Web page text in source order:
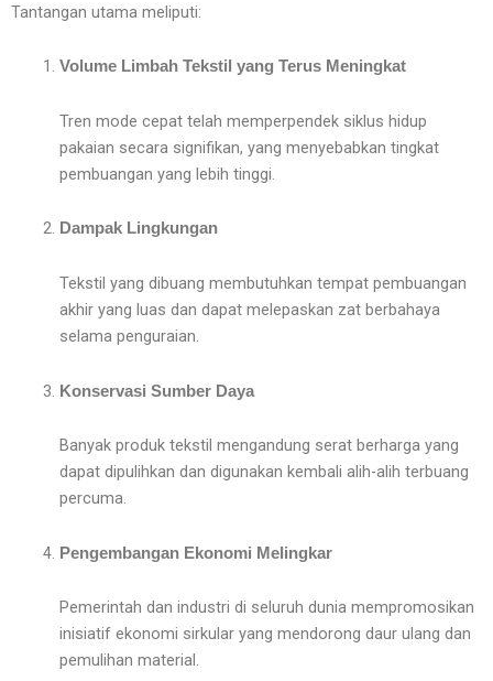
Tantangan utama meliputi:
Volume Limbah Tekstil yang Terus Meningkat
Tren mode cepat telah memperpendek siklus hidup
pakaian secara signifikan, yang menyebabkan tingkat
pembuangan yang lebih tinggi.
Dampak Lingkungan
Tekstil yang dibuang membutuhkan tempat pembuangan
akhir yang luas dan dapat melepaskan zat berbahaya
selama penguraian.
Konservasi Sumber Daya
Banyak produk tekstil mengandung serat berharga yang
dapat dipulihkan dan digunakan kembali alih-alih terbuang
percuma.
Pengembangan Ekonomi Melingkar
Pemerintah dan industri di seluruh dunia mempromosikan
inisiatif ekonomi sirkular yang mendorong daur ulang dan
pemulihan material.